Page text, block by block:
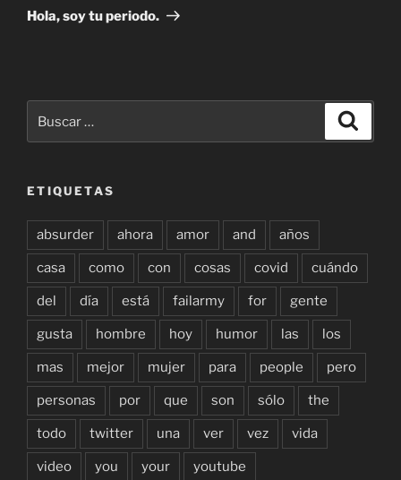
entrada
Hola, soy tu periodo.
por:
ETIQUETAS
absurder ahora amor and años
casa como con cosas covid cuándo
del día está failarmy for gente
gusta hombre hoy humor las los
mas mejor mujer para people pero
personas por que son sólo the
todo twitter una ver vez vida
video you your youtube